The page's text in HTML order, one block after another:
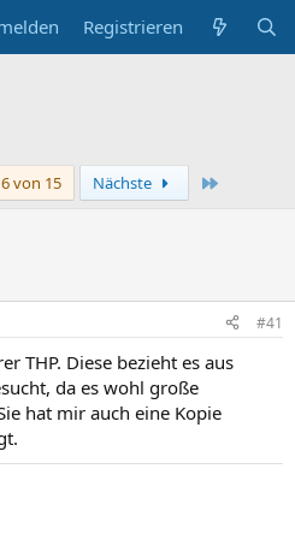
Registrieren
6 von 15 Nächste
#41
THP. Diese bezieht es aus
da es wohl große
hat mir auch eine Kopie